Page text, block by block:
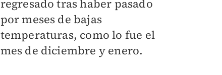
regresado tras haber pasado
por meses de bajas
temperaturas, como lo fue el
mes de diciembre y enero.